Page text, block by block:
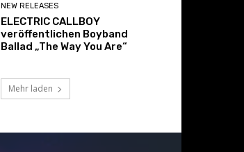
NEW RELEASES
ELECTRIC CALLBOY
veröffentlichen Boyband
Ballad „The Way You Are“
Mehr laden